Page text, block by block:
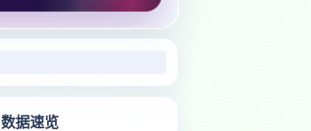
数据速览